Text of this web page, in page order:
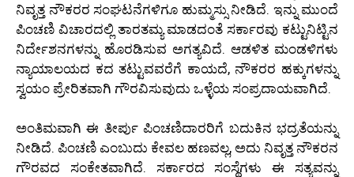
ನಿವೃತ್ತ ನೌಕರರ ಸಂಘಟನೆಗಳಿಗೂ ಹುಮ್ಮಸ್ಸು ನೀಡಿದೆ. ಇನ್ನು ಮುಂದೆ
ಪಿಂಚಣಿ ವಿಚಾರದಲ್ಲಿ ತಾರತಮ್ಯ ಮಾಡದಂತೆ ಸರ್ಕಾರವು ಕಟ್ಟುನಿಟ್ಟಿನ
ನಿರ್ದೇಶನಗಳನ್ನು ಹೊರಡಿಸುವ ಅಗತ್ಯವಿದೆ. ಆಡಳಿತ ಮಂಡಳಿಗಳು
ನ್ಯಾಯಾಲಯದ ಕದ ತಟ್ಟುವವರೆಗೆ ಕಾಯದೆ, ನೌಕರರ ಹಕ್ಕುಗಳನ್ನು
ಸ್ವಯಂ ಪ್ರೇರಿತವಾಗಿ ಗೌರವಿಸುವುದು ಒಳ್ಳೆಯ ಸಂಪ್ರದಾಯವಾಗಿದೆ.
ಅಂತಿಮವಾಗಿ ಈ ತೀರ್ಪು ಪಿಂಚಣಿದಾರರಿಗೆ ಬದುಕಿನ ಭದ್ರತೆಯನ್ನು
ನೀಡಿದೆ. ಪಿಂಚಣಿ ಎಂಬುದು ಕೇವಲ ಹಣವಲ್ಲ, ಅದು ನಿವೃತ್ತ ನೌಕರನ
ಗೌರವದ ಸಂಕೇತವಾಗಿದೆ. ಸರ್ಕಾರದ ಸಂಸ್ಥೆಗಳು ಈ ಸತ್ಯವನ್ನು